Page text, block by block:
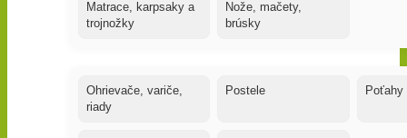
Matrace, karpsaky a
trojnožky
Nože, mačety,
brúsky
Ohrievače, variče,
riady
Postele Poťahy